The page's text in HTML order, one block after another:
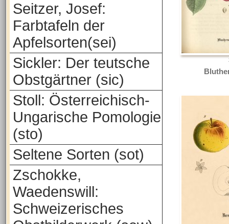
Seitzer, Josef:
Farbtafeln der
Apfelsorten(sei)
Sickler: Der teutsche
Obstgärtner (sic)
Stoll: Österreichisch-
Ungarische Pomologie
(sto)
Seltene Sorten (sot)
Zschokke,
Waedenswill:
Schweizerisches